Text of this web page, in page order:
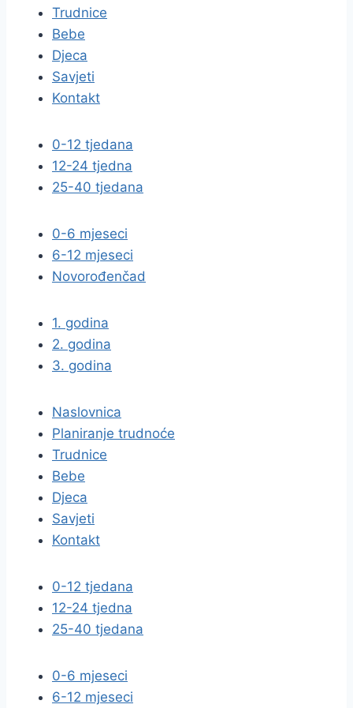
Trudnice
Bebe
Djeca
Savjeti
Kontakt
0-12 tjedana
12-24 tjedna
25-40 tjedana
0-6 mjeseci
6-12 mjeseci
Novorođenčad
1. godina
2. godina
3. godina
Naslovnica
Planiranje trudnoće
Trudnice
Bebe
Djeca
Savjeti
Kontakt
0-12 tjedana
12-24 tjedna
25-40 tjedana
0-6 mjeseci
6-12 mjeseci